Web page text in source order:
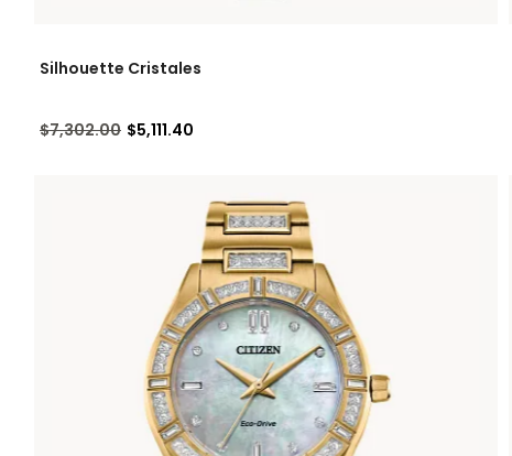
Silhouette Cristales
Precio reducido de
$7,302.00a$5,111.40